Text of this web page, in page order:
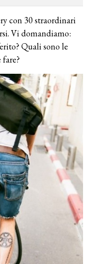
con 30 straordinari
Vi domandiamo:
Quali sono le
fare?